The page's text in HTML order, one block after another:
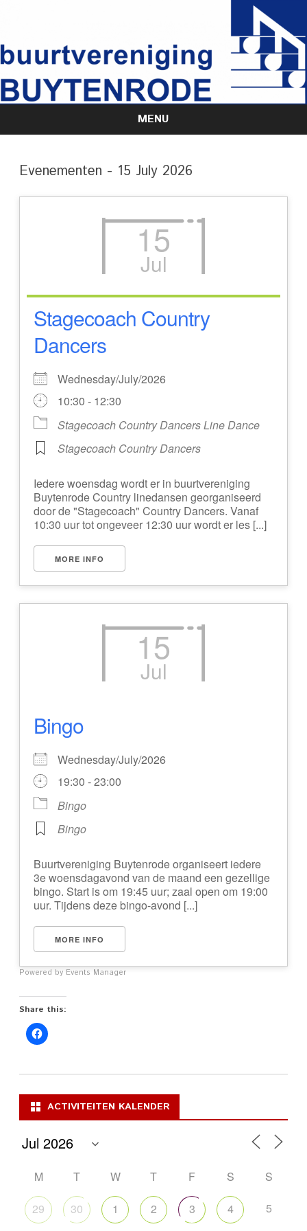
MENU
Skip
content
Evenementen - 15 July 2026
15
Jul
Stagecoach Country
Dancers
Wednesday/July/2026
10:30 - 12:30
Stagecoach Country Dancers Line Dance
Stagecoach Country Dancers
Iedere woensdag wordt er in buurtvereniging
Buytenrode Country linedansen georganiseerd
door de "Stagecoach" Country Dancers. Vanaf
10:30 uur tot ongeveer 12:30 uur wordt er les [...]
MORE INFO
15
Jul
Bingo
Wednesday/July/2026
19:30 - 23:00
Bingo
Bingo
Buurtvereniging Buytenrode organiseert iedere
3e woensdagavond van de maand een gezellige
bingo. Start is om 19:45 uur; zaal open om 19:00
uur. Tijdens deze bingo-avond [...]
MORE INFO
Powered by Events Manager
Share this:
ACTIVITEITEN KALENDER
M T W T F S S
29 30 1 2 3 4 5